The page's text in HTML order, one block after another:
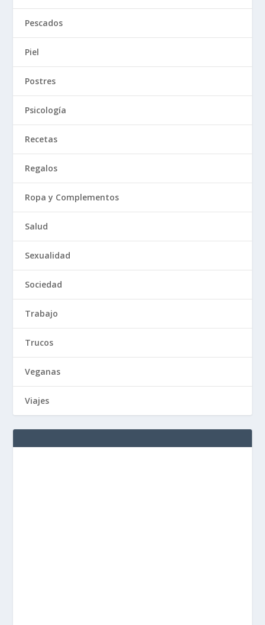
Pescados
Piel
Postres
Psicología
Recetas
Regalos
Ropa y Complementos
Salud
Sexualidad
Sociedad
Trabajo
Trucos
Veganas
Viajes